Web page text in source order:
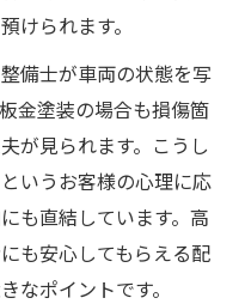
けられます。
備士が車両の状態を写
金塗装の場合も損傷箇
が見られます。こうし
いうお客様の心理に応
も直結しています。高
も安心してもらえる配
なポイントです。